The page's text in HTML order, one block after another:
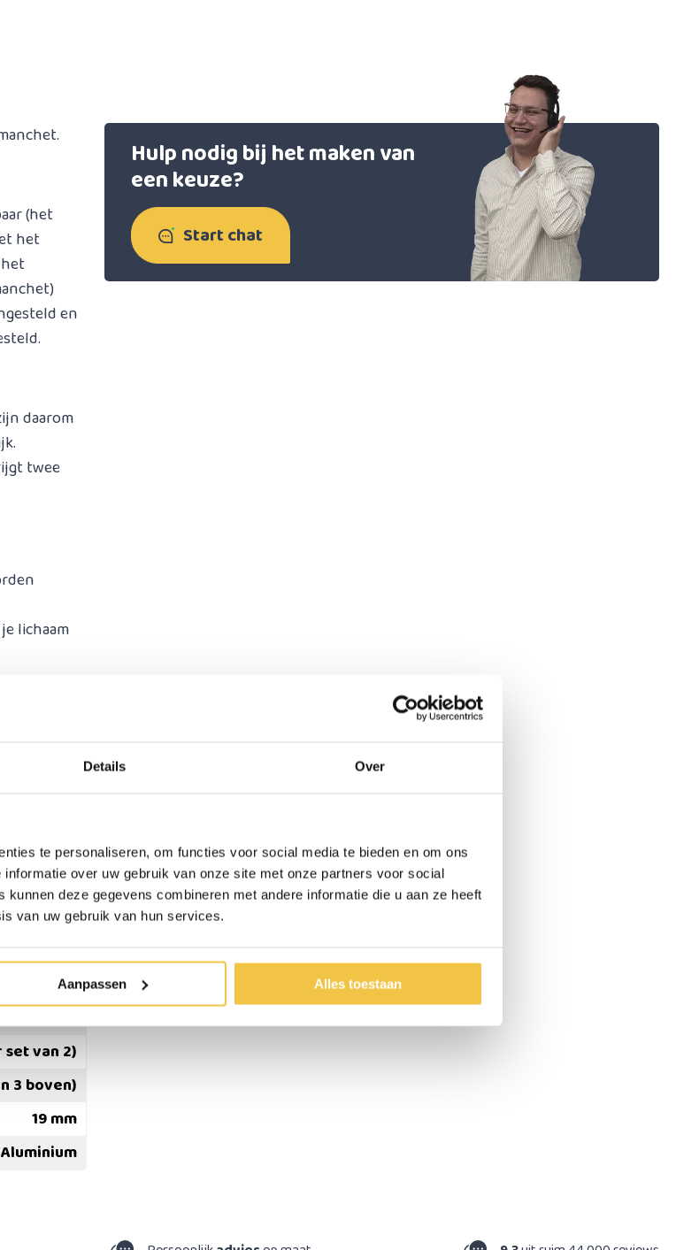
Details Over
te personaliseren, om functies voor social media te bieden en om ons
over uw gebruik van onze site met onze partners voor social
deze gegevens combineren met andere informatie die u aan ze heeft
van uw gebruik van hun services.
Aanpassen Alles toestaan
(het
het
en
daarom
twee
lichaam
instelbaar
instelbaar
van 2)
3 boven)
19 mm
Aluminium
Hulp nodig bij het maken van
een keuze?
Start chat